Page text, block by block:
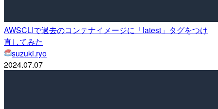
AWSCLIで過去のコンテナイメージに「latest」タグをつけ
直してみた
suzuki.ryo
2024.07.07